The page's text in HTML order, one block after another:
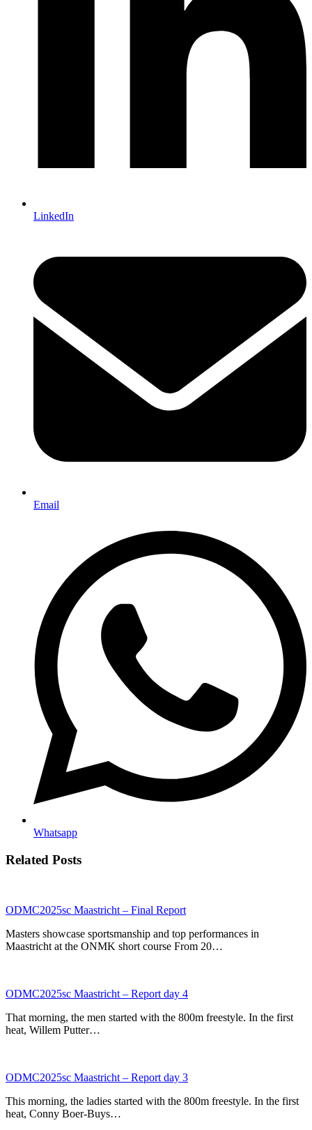
LinkedIn
Email
Whatsapp
Related Posts
ODMC2025sc Maastricht – Final Report
Masters showcase sportsmanship and top performances in
Maastricht at the ONMK short course From 20…
ODMC2025sc Maastricht – Report day 4
That morning, the men started with the 800m freestyle. In the first
heat, Willem Putter…
ODMC2025sc Maastricht – Report day 3
This morning, the ladies started with the 800m freestyle. In the first
heat, Conny Boer-Buys…